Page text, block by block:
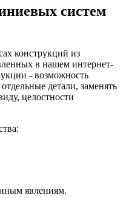
систем
конструкций из
в нашем интернет-
- возможность
детали, заменять
целостности
явлениям.